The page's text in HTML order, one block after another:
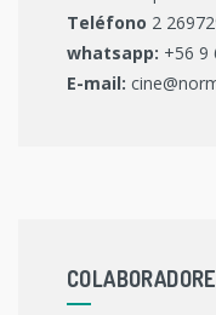
Teléfono 2
whatsapp: +56 9
E-mail: